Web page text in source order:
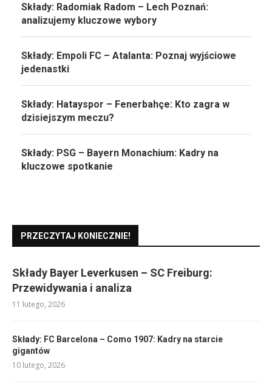
Składy: Radomiak Radom – Lech Poznań:
analizujemy kluczowe wybory
Składy: Empoli FC – Atalanta: Poznaj wyjściowe
jedenastki
Składy: Hatayspor – Fenerbahçe: Kto zagra w
dzisiejszym meczu?
Składy: PSG – Bayern Monachium: Kadry na
kluczowe spotkanie
PRZECZYTAJ KONIECZNIE!
Składy Bayer Leverkusen – SC Freiburg:
Przewidywania i analiza
11 lutego, 2026
Składy: FC Barcelona – Como 1907: Kadry na starcie
gigantów
10 lutego, 2026